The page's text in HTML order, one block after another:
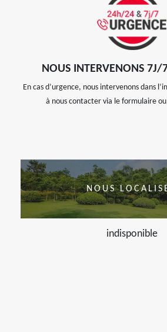
NOUS INTERVENONS
En cas d’urgence, nous intervenons dans
à nous contacter via le formulaire
NOUS
indisponible